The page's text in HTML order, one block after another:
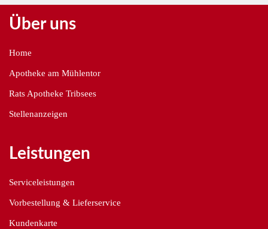
Über uns
Home
Apotheke am Mühlentor
Rats Apotheke Tribsees
Stellenanzeigen
Leistungen
Serviceleistungen
Vorbestellung & Lieferservice
Kundenkarte